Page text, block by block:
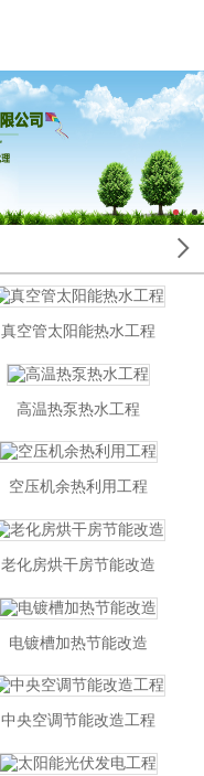

真空管太阳能热水工程
高温热泵热水工程
空压机余热利用工程
老化房烘干房节能改造
电镀槽加热节能改造
中央空调节能改造工程